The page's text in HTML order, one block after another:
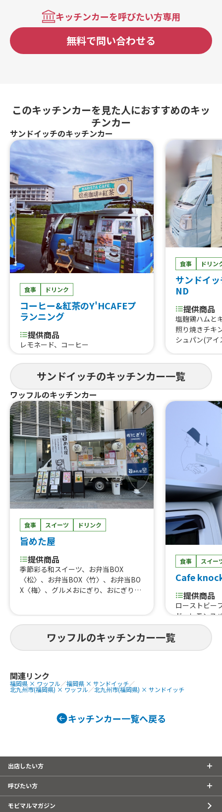
キッチンカーを呼びたい方専用
無料で問い合わせる
このキッチンカーを見た人におすすめのキッ
チンカー
サンドイッチのキッチンカー
食事 ドリンク
コーヒー&紅茶のY'HCAFEプ
ランニング
提供商品
レモネード、コーヒー
食事 ドリン
サンドイ
ND
提供商品
塩麹鶏ハムと
照り焼きチキ
シュパン(ア
プ)、アボカ
ド(ハーフ)、
サンドイッチのキッチンカー一覧
ワッフルのキッチンカー
食事 スイーツ ドリンク
旨めた屋
提供商品
季節彩る和スイーツ、お弁当BOX
〈松〉、お弁当BOX〈竹〉、お弁当BO
X〈梅〉、グルメおにぎり、おにぎり、
食事 スイー
Cafe
提供商品
ローストビー
ド、レモンス
ンドッグ、ベ
ndチョコチ
NYチーズケ
ワッフルのキッチンカー一覧
関連リンク
福岡県 × ワッフル／福岡県 × サンドイッチ／
北九州市(福岡県) × ワッフル／北九州市(福岡県) × サンドイッチ
キッチンカー一覧へ戻る
出店したい方
呼びたい方
モビマルマガジン